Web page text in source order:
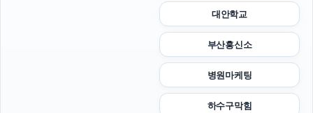
대안학교
부산흥신소
병원마케팅
하수구막힘